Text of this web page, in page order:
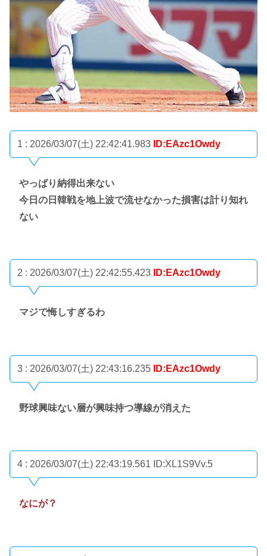
1 : 2026/03/07(土) 22:42:41.983 ID:EAzc1Owdy
やっぱり納得出来ない
今日の日韓戦を地上波で流せなかった損害は計り知れ
ない
2 : 2026/03/07(土) 22:42:55.423 ID:EAzc1Owdy
マジで悔しすぎるわ
3 : 2026/03/07(土) 22:43:16.235 ID:EAzc1Owdy
野球興味ない層が興味持つ導線が消えた
4 : 2026/03/07(土) 22:43:19.561 ID:XL1S9Vv.5
なにが？